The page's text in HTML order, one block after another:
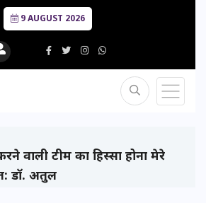
9 AUGUST 2026
वाली टीम का हिस्सा होना मेरे
डॉ. अतुल